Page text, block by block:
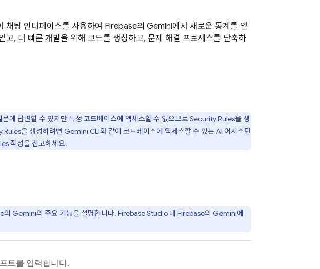
팅 인터페이스를 사용하여 Firebase의 Gemini에서 새로운 통계를 얻
고, 더 빠른 개발을 위해 코드를 생성하고, 문제 해결 프로세스를 단축하
문에 답변할 수 있지만 특정 코드베이스에 액세스할 수 없으므로 Security Rules을 생
Rules을 생성하려면 Gemini CLI와 같이 코드베이스에 액세스할 수 있는 AI 어시스턴
작성을 참고하세요.
의 Gemini의 주요 기능을 설명합니다. Firebase Studio내 Firebase의 Gemini에
트를 입력합니다.